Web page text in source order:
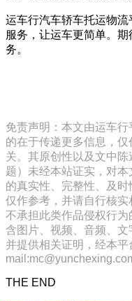
运车行汽车轿车托运物
服务，让运车更简单。
务。
免责声明：本文由运车
的在于传递更多信息，
关。其原创性以及文中
题）未经本站证实，对
的真实性、完整性、及
仅作参考，并请自行核
不承担此类作品侵权行
含图片、视频、音频、文
并提供相关证明，经本
THE END